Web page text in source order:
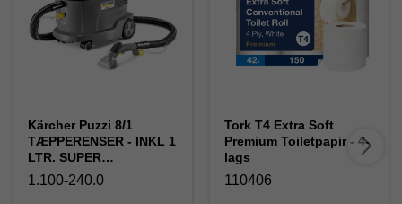
Kärcher Puzzi 8/1
TÆPPERENSER - INKL 1
LTR. SUPER
TÆPPERENS TIL
MASKINEN.. Ny
1.100-240.0
Tork T4 Extra Soft
Premium Toiletpapir - 4-
lags
110406